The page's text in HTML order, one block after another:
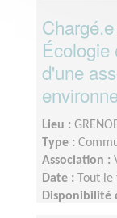
Écologie
d'une
Lieu :
Type :
Association :
Date :
Tout
Disponibilité